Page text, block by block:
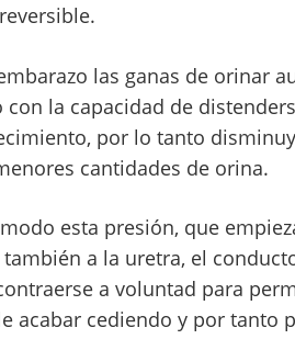
las ganas de orinar
con la capacidad de
por lo tanto
cantidades de orina.
esta presión, que
también a la uretra, el
a voluntad para
acabar cediendo y por tanto